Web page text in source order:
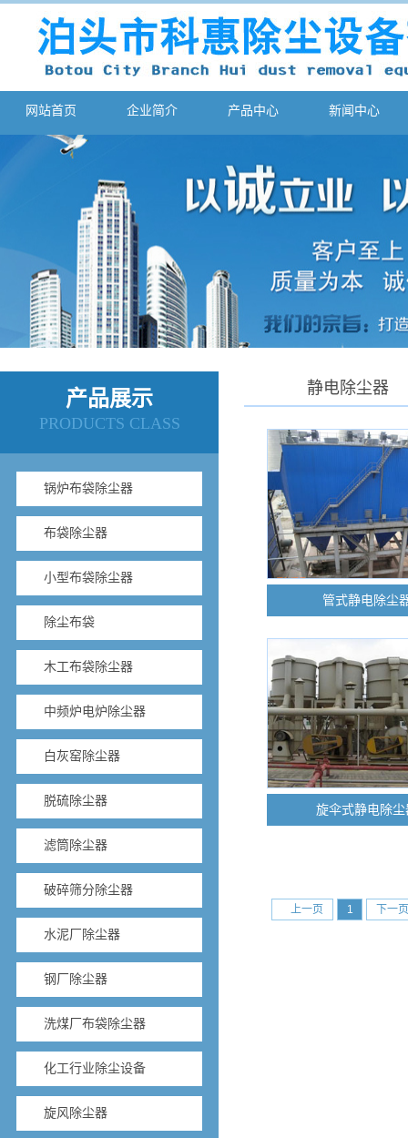
网站首页 企业简介 产品中心 新闻中心
产品展示
PRODUCTS CLASS
锅炉布袋除尘器
布袋除尘器
小型布袋除尘器
除尘布袋
木工布袋除尘器
中频炉电炉除尘器
白灰窑除尘器
脱硫除尘器
滤筒除尘器
破碎筛分除尘器
水泥厂除尘器
钢厂除尘器
洗煤厂布袋除尘器
化工行业除尘设备
旋风除尘器
静电除尘器
管式静电除尘
旋伞式静电除尘
上一页 1 下一页